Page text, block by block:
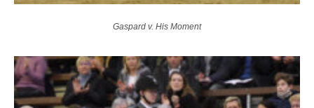
Gaspard v. His Moment